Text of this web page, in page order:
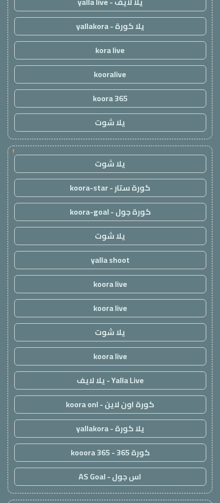
يلا كورة - yallakora
kora live
kooralive
koora 365
يلا شوت
!
يلا شوت
كورة ستار - koora-star
كورة جول - koora-goal
يلا شوت
yalla shoot
koora live
koora live
يلا شوت
koora live
Yalla Live - يلا لايف
كورة اون لاين - koora onl
يلا كورة - yallakora
كورة 365 - kooora 365
اس جول - AS Goal